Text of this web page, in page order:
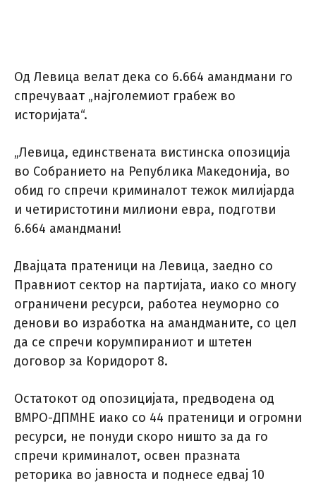
Од Левица велат дека со 6.664 амандмани го
спречуваат „најголемиот грабеж во
историјата“.
„Левица, единствената вистинска опозиција
во Собранието на Република Македонија, во
обид го спречи криминалот тежок милијарда
и четиристотини милиони евра, подготви
6.664 амандмани!
Двајцата пратеници на Левица, заедно со
Правниот сектор на партијата, иако со многу
ограничени ресурси, работеа неуморно со
денови во изработка на амандманите, со цел
да се спречи корумпираниот и штетен
договор за Коридорот 8.
Остатокот од опозицијата, предводена од
ВМРО-ДПМНЕ иако со 44 пратеници и огромни
ресурси, не понуди скоро ништо за да го
спречи криминалот, освен празната
реторика во јавноста и поднесе едвај 10